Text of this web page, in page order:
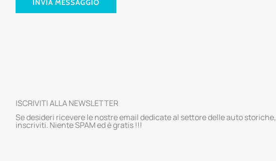
INVIA MESSAGGIO
ISCRIVITI ALLA NEWSLETTER
Se desideri ricevere le nostre email dedicate al settore delle auto storiche,
inscriviti. Niente SPAM ed è gratis !!!